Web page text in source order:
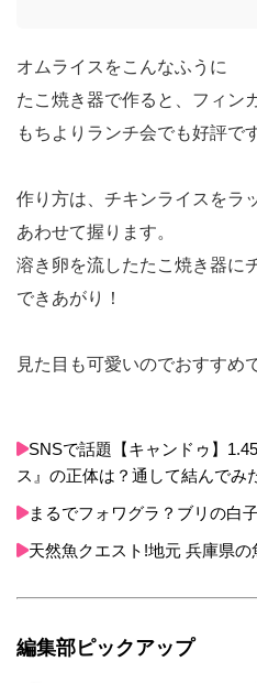
オムライスをこんなふうに
たこ焼き器で作ると、フィン
もちよりランチ会でも好評で
作り方は、チキンライスをラ
あわせて握ります。
溶き卵を流したたこ焼き器に
できあがり！
見た目も可愛いのでおすすめ
SNSで話題【キャンドゥ】
ス』の正体は？通して結んで
まるでフォワグラ？ブリの白
天然魚クエスト!地元 兵庫県
編集部ピックアップ